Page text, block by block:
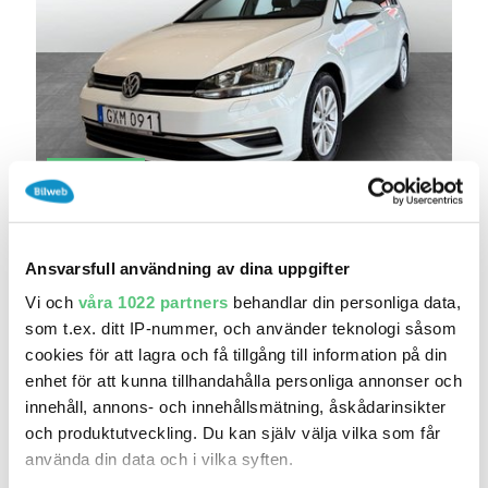
Ansvarsfull användning av dina uppgifter
Vi och våra 1022 partners behandlar din personliga data,
som t.ex. ditt IP-nummer, och använder teknologi såsom
cookies för att lagra och få tillgång till information på din
enhet för att kunna tillhandahålla personliga annonser och
innehåll, annons- och innehållsmätning, åskådarinsikter
och produktutveckling. Du kan själv välja vilka som får
använda din data och i vilka syften.
Volkswagen Golf Sportscombi TSI110 Drag
129 900 kr Beräkna månadskostnad
Din Bil / Volkswagen Värmdö - Begagnade bilar
Mil: 13 110 År: 2018 Drivmedel:
Gratis historik (13)
Räkna på försäkring
Jämför Se bil